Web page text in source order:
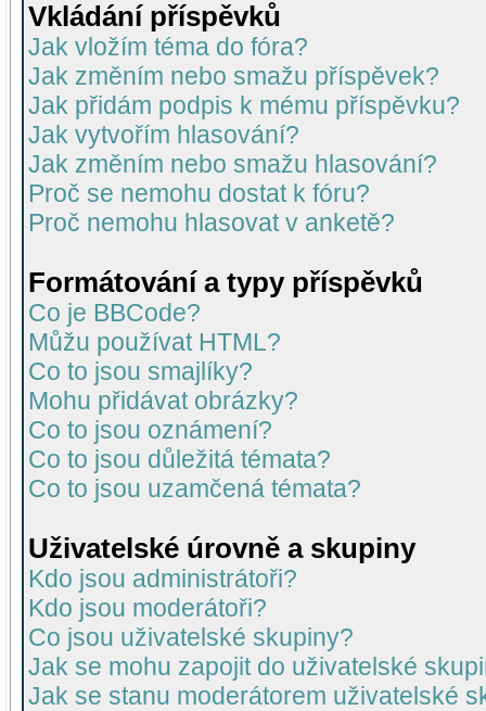
Vkládání příspěvků
Jak vložím téma do fóra?
Jak změním nebo smažu příspěvek?
Jak přidám podpis k mému příspěvku?
Jak vytvořím hlasování?
Jak změním nebo smažu hlasování?
Proč se nemohu dostat k fóru?
Proč nemohu hlasovat v anketě?
Formátování a typy příspěvků
Co je BBCode?
Můžu používat HTML?
Co to jsou smajlíky?
Mohu přidávat obrázky?
Co to jsou oznámení?
Co to jsou důležitá témata?
Co to jsou uzamčená témata?
Uživatelské úrovně a skupiny
Kdo jsou administrátoři?
Kdo jsou moderátoři?
Co jsou uživatelské skupiny?
Jak se mohu zapojit do uživatelské
Jak se stanu moderátorem uživatelské